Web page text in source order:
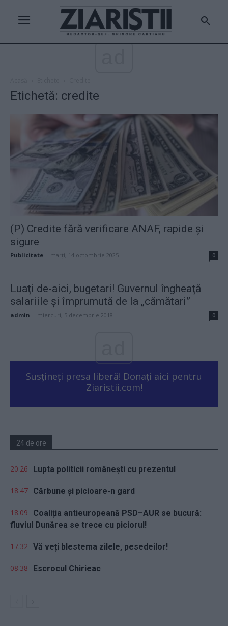
Etichetă: credite
(P) Credite fără verificare ANAF, rapide și
sigure
Publicitate marți, 14 octombrie 2025 0
Luaţi de-aici, bugetari! Guvernul îngheaţă
salariile şi împrumută de la „cămătari”
admin miercuri, 5 decembrie 2018 0
Susțineți presa liberă! Donați aici pentru
Ziaristii.com!
24 de ore
20.26 Lupta politicii românești cu prezentul
18.47 Cărbune și picioare-n gard
18.09
Coaliția antieuropeană PSD–AUR se bucură:
fluviul Dunărea se trece cu piciorul!
17.32 Vă veți blestema zilele, pesedeilor!
08.38 Escrocul Chirieac